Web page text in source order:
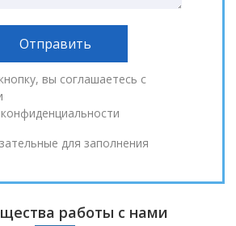
вы соглашаетесь с
для заполнения
работы с нами